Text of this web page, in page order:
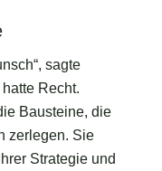
sagte
Recht.
Bausteine, die
zerlegen. Sie
Strategie und